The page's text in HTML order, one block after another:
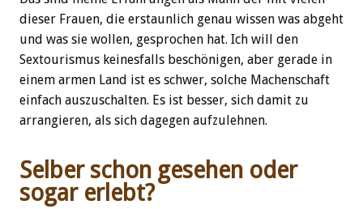
dieser Frauen, die erstaunlich genau wissen was abgeht
und was sie wollen, gesprochen hat. Ich will den
Sextourismus keinesfalls beschönigen, aber gerade in
einem armen Land ist es schwer, solche Machenschaft
einfach auszuschalten. Es ist besser, sich damit zu
arrangieren, als sich dagegen aufzulehnen.
Selber schon gesehen oder
sogar erlebt?